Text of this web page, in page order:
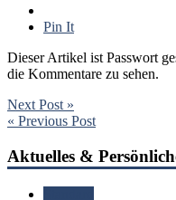
Pin It
Dieser Artikel ist Passwort
die Kommentare zu sehen.
Next Post »
« Previous Post
Aktuelles &